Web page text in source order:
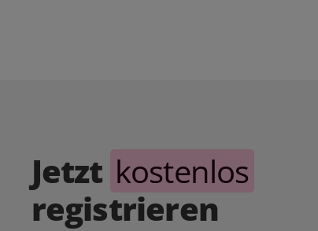
Jetzt kostenlos
registrieren